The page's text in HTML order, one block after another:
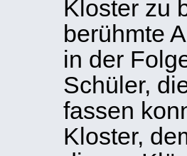
Kloster zu
berühmte
in der
Schüler,
fassen
Kloster,